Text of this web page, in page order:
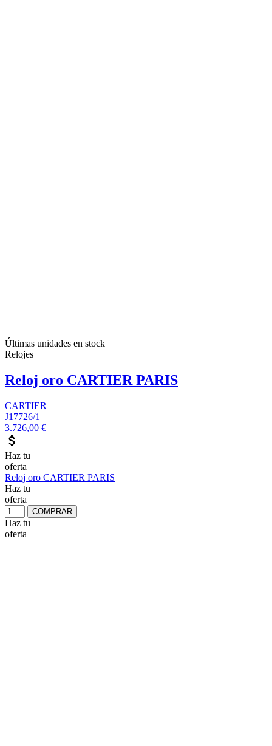
Últimas unidades en stock
Relojes
Reloj oro CARTIER PARIS
CARTIER
J17726/1
3.726,00 €
attach_money
Haz tu
oferta
Reloj oro CARTIER PARIS
Haz tu
oferta
COMPRAR
Haz tu
oferta